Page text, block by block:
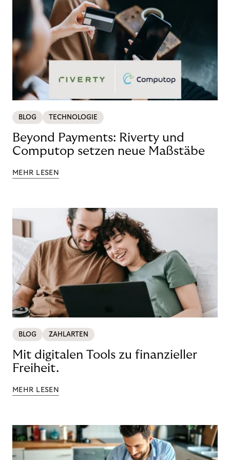
BLOG TECHNOLOGIE
Beyond Payments: Riverty und
Computop setzen neue Maßstäbe
MEHR LESEN
BLOG ZAHLARTEN
Mit digitalen Tools zu finanzieller
Freiheit.
MEHR LESEN